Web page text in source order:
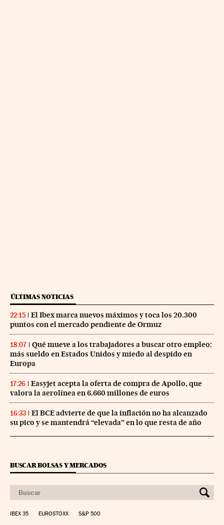
ÚLTIMAS NOTICIAS
22:15
El Ibex marca nuevos máximos y toca los 20.300
puntos con el mercado pendiente de Ormuz
18:07
Qué mueve a los trabajadores a buscar otro empleo:
más sueldo en Estados Unidos y miedo al despido en
Europa
17:26
Easyjet acepta la oferta de compra de Apollo, que
valora la aerolínea en 6.660 millones de euros
16:33
El BCE advierte de que la inflación no ha alcanzado
su pico y se mantendrá “elevada” en lo que resta de año
BUSCAR BOLSAS Y MERCADOS
IBEX 35 EUROSTOXX S&P 500